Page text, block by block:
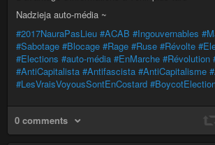
Nadzieja auto-média ~
#2017NauraPasLieu #ACAB #Ingouvernables
#Sabotage #Blocage #Rage #Ruse #Révolte
#Elections #auto-média #EnMarche #Révolution
#AntiCapitalista #Antifascista #AntiCapitalisme
#LesVraisVoyousSontEnCostard
0 comments